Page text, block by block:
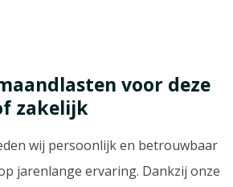
voor deze
zakelijk
wij persoonlijk en betrouwbaar
jarenlange ervaring. Dankzij onze